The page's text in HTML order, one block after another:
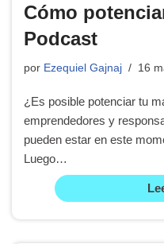
Cómo
Podcast
por Ezequiel Gajnaj 16
¿Es posible potenciar tu
emprendedores y
pueden estar en este
Luego…